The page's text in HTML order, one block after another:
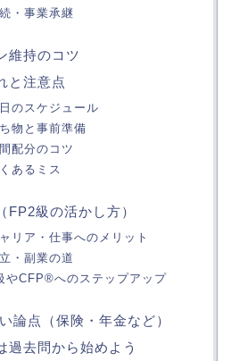
・事業承継
維持のコツ
と注意点
のスケジュール
物と事前準備
配分のコツ
あるミス
FP2級の活かし方）
リア・仕事へのメリット
・副業の道
やCFP®へのステップアップ
論点（保険・年金など）
過去問から始めよう